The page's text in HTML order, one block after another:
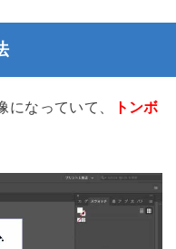
になっていて、
トンボ